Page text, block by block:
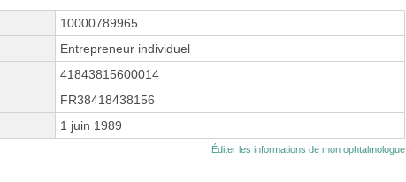
10000789965
Entrepreneur individuel
41843815600014
FR38418438156
1 juin 1989
Éditer les informations de mon ophtalmologue